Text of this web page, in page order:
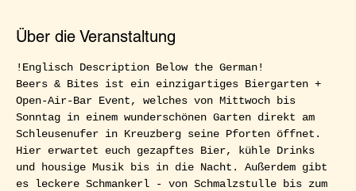
Über die Veranstaltung
!Englisch Description Below the German!
Beers & Bites ist ein einzigartiges Biergarten +
Open-Air-Bar Event, welches von Mittwoch bis
Sonntag in einem wunderschönen Garten direkt am
Schleusenufer in Kreuzberg seine Pforten öffnet.
Hier erwartet euch gezapftes Bier, kühle Drinks
und housige Musik bis in die Nacht. Außerdem gibt
es leckere Schmankerl - von Schmalzstulle bis zum